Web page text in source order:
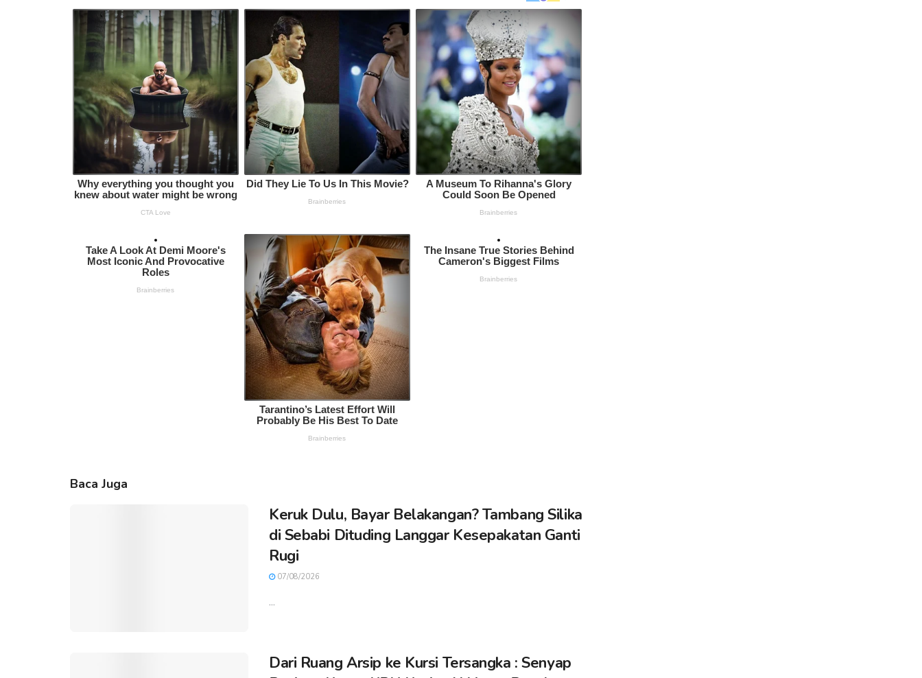
Baca Juga
Keruk Dulu, Bayar Belakangan? Tambang Silika
di Sebabi Dituding Langgar Kesepakatan Ganti
Rugi
07/08/2026
Dari Ruang Arsip ke Kursi Tersangka : Senyap